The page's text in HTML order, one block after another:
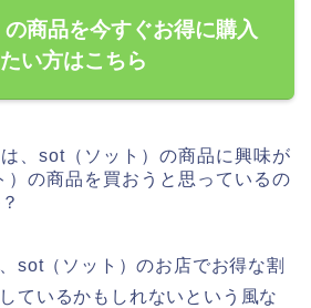
商品を今すぐお得に購入
い方はこちら
、sot（ソット）の商品に興味が
）の商品を買おうと思っているの
sot（ソット）のお店でお得な割
ているかもしれないという風な